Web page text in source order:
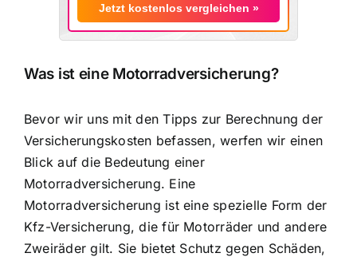
Jetzt kostenlos vergleichen »
Was ist eine Motorradversicherung?
Bevor wir uns mit den Tipps zur Berechnung der
Versicherungskosten befassen, werfen wir einen
Blick auf die Bedeutung einer
Motorradversicherung. Eine
Motorradversicherung ist eine spezielle Form der
Kfz-Versicherung, die für Motorräder und andere
Zweiräder gilt. Sie bietet Schutz gegen Schäden,